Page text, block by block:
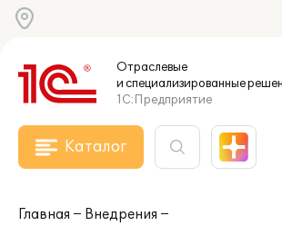
Отраслевые
и специализированные
1С:Предприятие
Каталог
Главная
Внедрения